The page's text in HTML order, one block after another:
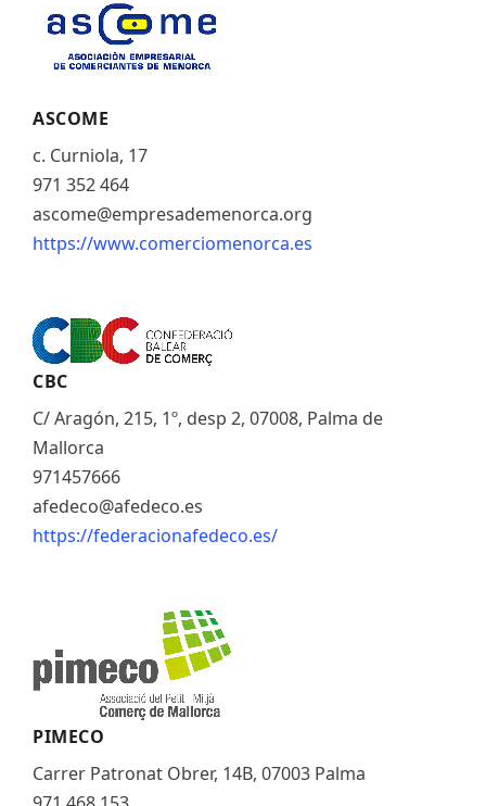
ASCOME
c. Curniola, 17
971 352 464
ascome@empresademenorca.org
https://www.comerciomenorca.es
CBC
C/ Aragón, 215, 1º, desp 2, 07008, Palma de
Mallorca
971457666
afedeco@afedeco.es
https://federacionafedeco.es/
PIMECO
Carrer Patronat Obrer, 14B, 07003 Palma